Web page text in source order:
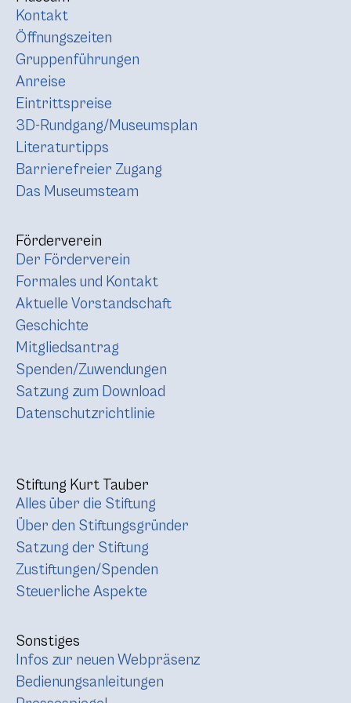
Kontakt
Öffnungszeiten
Gruppenführungen
Anreise
Eintrittspreise
3D-Rundgang/Museumsplan
Literaturtipps
Barrierefreier Zugang
Das Museumsteam
Förderverein
Der Förderverein
Formales und Kontakt
Aktuelle Vorstandschaft
Geschichte
Mitgliedsantrag
Spenden/Zuwendungen
Satzung zum Download
Datenschutzrichtlinie
Stiftung Kurt Tauber
Alles über die Stiftung
Über den Stiftungsgründer
Satzung der Stiftung
Zustiftungen/Spenden
Steuerliche Aspekte
Sonstiges
Infos zur neuen Webpräsenz
Bedienungsanleitungen